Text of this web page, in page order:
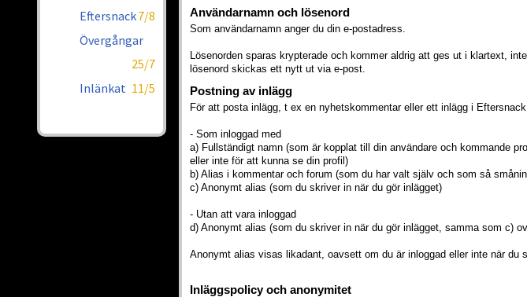
Eftersnack7/8
Övergångar
25/7
Inlänkat 11/5
Användarnamn och lösenord
Som användarnamn anger du din e-postadress.
Lösenorden sparas krypterade och kommer aldrig att ges ut i klartext,
lösenord skickas ett nytt ut via e-post.
Postning av inlägg
För att posta inlägg, t ex en nyhetskommentar eller ett inlägg i
- Som inloggad med
a) Fullständigt namn (som är kopplat till din användare och kommande
eller inte för att kunna se din profil)
b) Alias i kommentar och forum (som du har valt själv och som så
c) Anonymt alias (som du skriver in när du gör inlägget)
- Utan att vara inloggad
d) Anonymt alias (som du skriver in när du gör inlägget, samma som c)
Anonymt alias visas likadant, oavsett om du är inloggad eller inte när du
Inläggspolicy och anonymitet